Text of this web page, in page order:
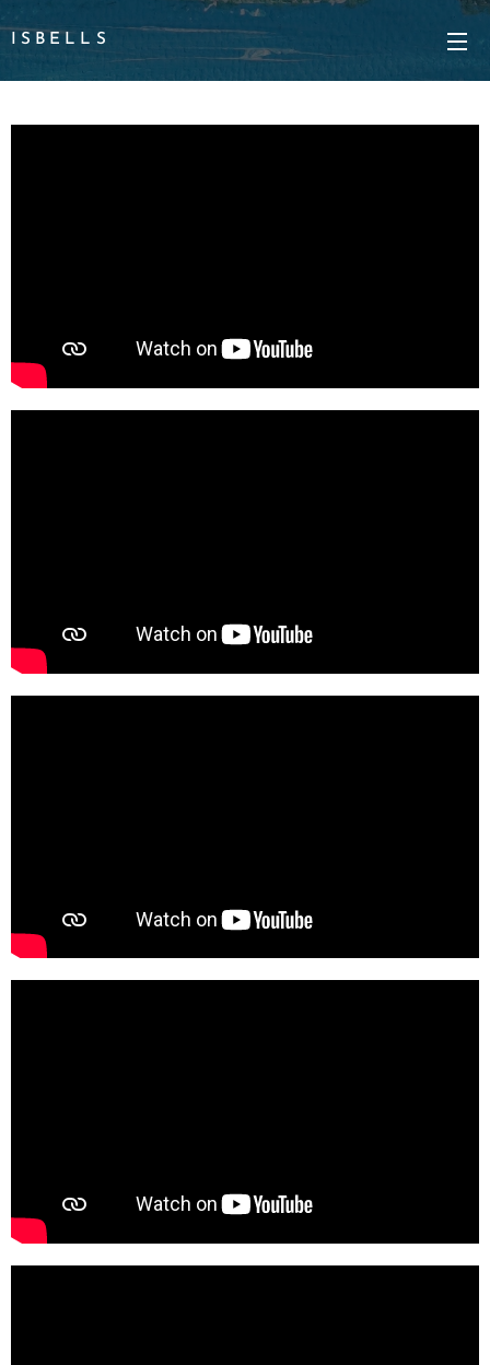
I S B E L L S